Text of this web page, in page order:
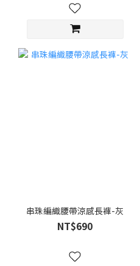
串珠編織腰帶涼感長褲-灰
NT$690